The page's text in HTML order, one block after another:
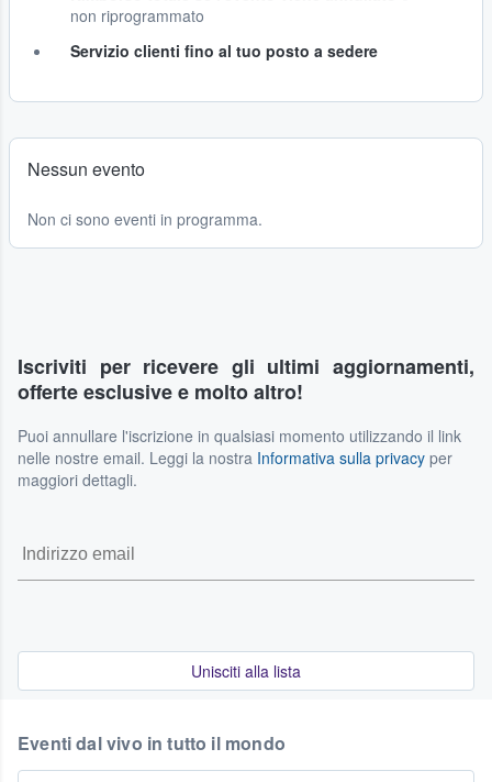
non riprogrammato
Servizio clienti fino al tuo posto a sedere
Nessun evento
Non ci sono eventi in programma.
Iscriviti per ricevere gli ultimi aggiornamenti,
offerte esclusive e molto altro!
Puoi annullare l'iscrizione in qualsiasi momento utilizzando il link
nelle nostre email. Leggi la nostra Informativa sulla privacy per
maggiori dettagli.
Unisciti alla lista
Eventi dal vivo in tutto il mondo